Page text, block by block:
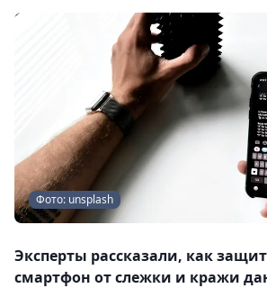
Фото: unsplash
Эксперты рассказали, как
смартфон от слежки и кражи